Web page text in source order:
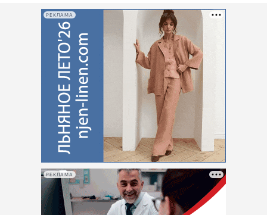
РЕКЛАМА
РЕКЛАМА